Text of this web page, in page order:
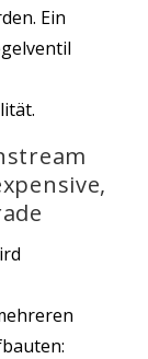
Ein